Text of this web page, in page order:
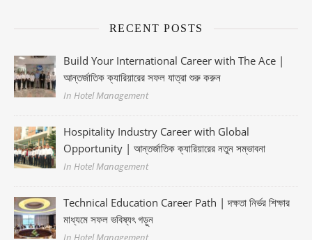
RECENT POSTS
Build Your International Career with The Ace |
আন্তর্জাতিক ক্যারিয়ারের সফল যাত্রা শুরু করুন
In Hotel Management
Hospitality Industry Career with Global
Opportunity | আন্তর্জাতিক ক্যারিয়ারের নতুন সম্ভাবনা
In Hotel Management
Technical Education Career Path | দক্ষতা নির্ভর শিক্ষার
মাধ্যমে সফল ভবিষ্যৎ গড়ুন
In Hotel Management